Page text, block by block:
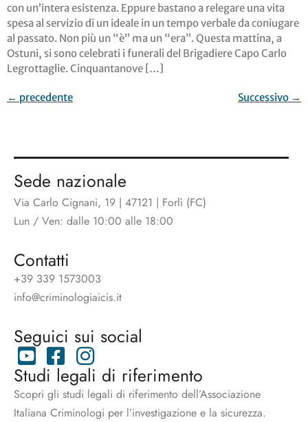
con un’intera esistenza. Eppure bastano a relegare una vita
spesa al servizio di un ideale in un tempo verbale da coniugare
al passato. Non più un “è” ma un “era”. Questa mattina, a
Ostuni, si sono celebrati i funerali del Brigadiere Capo Carlo
Legrottaglie. Cinquantanove […]
← precedente Successivo →
Sede nazionale
Via Carlo Cignani, 19 | 47121 | Forlì (FC)
Lun / Ven: dalle 10:00 alle 18:00
Contatti
+39 339 1573003
info@criminologiaicis.it
Seguici sui social
Studi legali di riferimento
Scopri gli studi legali di riferimento dell’Associazione
Italiana Criminologi per l’investigazione e la sicurezza.